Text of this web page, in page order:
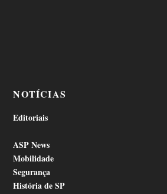
NOTÍCIAS
Editoriais
ASP News
Mobilidade
Segurança
História de SP